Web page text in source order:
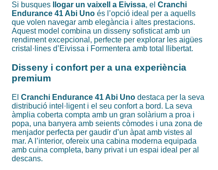
Si busques llogar un vaixell a Eivissa, el Cranchi
Endurance 41 Abi Uno és l’opció ideal per a aquells
que volen navegar amb elegància i altes prestacions.
Aquest model combina un disseny sofisticat amb un
rendiment excepcional, perfecte per explorar les aigües
cristal·lines d’Eivissa i Formentera amb total llibertat.
Disseny i confort per a una experiència
premium
El Cranchi Endurance 41 Abi Uno destaca per la seva
distribució intel·ligent i el seu confort a bord. La seva
àmplia coberta compta amb un gran solàrium a proa i
popa, una banyera amb seients còmodes i una zona de
menjador perfecta per gaudir d’un àpat amb vistes al
mar. A l’interior, ofereix una cabina moderna equipada
amb cuina completa, bany privat i un espai ideal per al
descans.